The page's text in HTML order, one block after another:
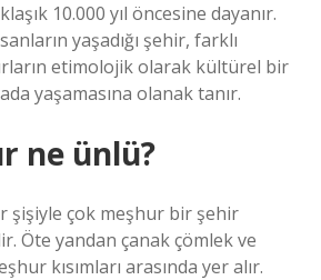
10.000 yıl öncesine dayanır.
yaşadığı şehir, farklı
etimolojik olarak kültürel bir
yaşamasına olanak tanır.
ne ünlü?
şişiyle çok meşhur bir şehir
Öte yandan çanak çömlek ve
kısımları arasında yer alır.